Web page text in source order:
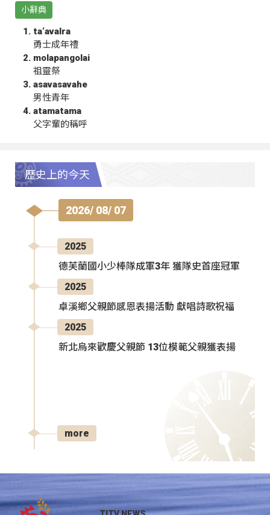
小辭典
ta‘avalra
勇士成年禮
molapangolai
祖靈祭
asavasavahe
男性青年
atamatama
父字輩的稱呼
歷史上的今天
2026/ 08/ 07
2025
德芙蘭國小少棒隊成軍3年 獲隊史首座冠軍
2025
卓溪鄉父親節感恩表揚活動 獻唱詩歌祝福
2025
新北烏來歡慶父親節 13位模範父親獲表揚
more